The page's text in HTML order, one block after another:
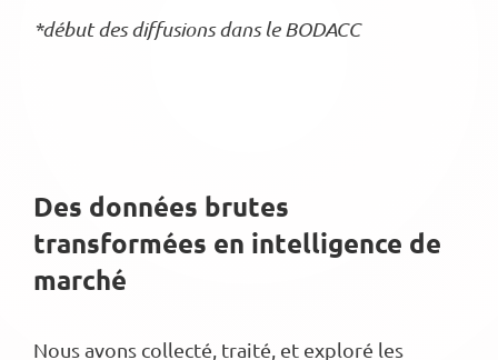
*début des diffusions dans le BODACC
Des données brutes
transformées en intelligence de
marché
Nous avons collecté, traité, et exploré les